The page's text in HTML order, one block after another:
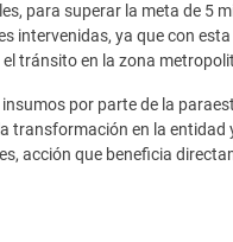
para superar la meta de 5
intervenidas, ya que con
tránsito en la zona
por parte de la
transformación en la entidad
acción que beneficia